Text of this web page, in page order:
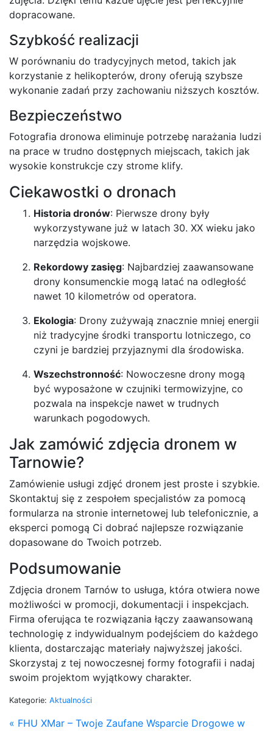
dopracowane.
Szybkość realizacji
W porównaniu do tradycyjnych metod, takich jak
korzystanie z helikopterów, drony oferują szybsze
wykonanie zadań przy zachowaniu niższych kosztów.
Bezpieczeństwo
Fotografia dronowa eliminuje potrzebę narażania ludzi
na prace w trudno dostępnych miejscach, takich jak
wysokie konstrukcje czy strome klify.
Ciekawostki o dronach
Historia dronów: Pierwsze drony były
wykorzystywane już w latach 30. XX wieku jako
narzędzia wojskowe.
Rekordowy zasięg: Najbardziej zaawansowane
drony konsumenckie mogą latać na odległość
nawet 10 kilometrów od operatora.
Ekologia: Drony zużywają znacznie mniej energii
niż tradycyjne środki transportu lotniczego, co
czyni je bardziej przyjaznymi dla środowiska.
Wszechstronność: Nowoczesne drony mogą
być wyposażone w czujniki termowizyjne, co
pozwala na inspekcje nawet w trudnych
warunkach pogodowych.
Jak zamówić zdjęcia dronem w
Tarnowie?
Zamówienie usługi zdjęć dronem jest proste i szybkie.
Skontaktuj się z zespołem specjalistów za pomocą
formularza na stronie internetowej lub telefonicznie, a
eksperci pomogą Ci dobrać najlepsze rozwiązanie
dopasowane do Twoich potrzeb.
Podsumowanie
Zdjęcia dronem Tarnów to usługa, która otwiera nowe
możliwości w promocji, dokumentacji i inspekcjach.
Firma oferująca te rozwiązania łączy zaawansowaną
technologię z indywidualnym podejściem do każdego
klienta, dostarczając materiały najwyższej jakości.
Skorzystaj z tej nowoczesnej formy fotografii i nadaj
swoim projektom wyjątkowy charakter.
Kategorie: Aktualności
« FHU XMar – Twoje Zaufane Wsparcie Drogowe w